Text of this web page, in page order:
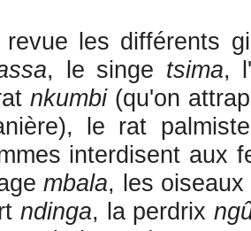
revue les différents
, le singe tsima,
nkumbi (qu'on
le rat
interdisent aux
mbala, les
ndinga, la perdrix